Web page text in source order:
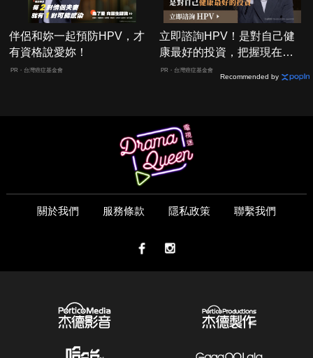
伴侶和妳一起預防HPV，才
有資格說愛妳！
PR・台灣癌症基金會
立即諮詢HPV！是對自己健
康最好的投資，把握現在不
嫌晚！
PR・台灣癌症基金會
Recommended by
關於我們 服務條款 隱私政策 聯繫我們